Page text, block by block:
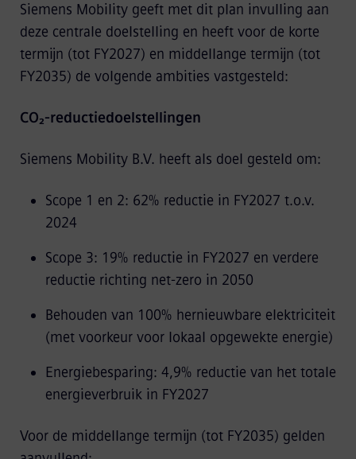
Siemens Mobility geeft met dit plan invulling aan
deze centrale doelstelling en heeft voor de korte
termijn (tot FY2027) en middellange termijn (tot
FY2035) de volgende ambities vastgesteld:
CO₂-reductiedoelstellingen
Siemens Mobility B.V. heeft als doel gesteld om:
Scope 1 en 2: 62% reductie in FY2027 t.o.v.
2024
Scope 3: 19% reductie in FY2027 en verdere
reductie richting net-zero in 2050
Behouden van 100% hernieuwbare elektriciteit
(met voorkeur voor lokaal opgewekte energie)
Energiebesparing: 4,9% reductie van het totale
energieverbruik in FY2027
Voor de middellange termijn (tot FY2035) gelden